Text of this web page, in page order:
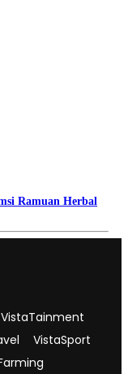
Ramuan Herbal
VistaTainment
VistaSport